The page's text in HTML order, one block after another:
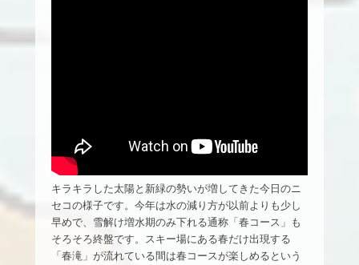
キラキラした太陽と新緑の勢いが増してきた今日のニ
セコの様子です。今年は水の減り方が以前よりも少し
早めで、雪解け増水期のみ下れる通称「春コース」も
そろそろ終盤です。スキー場にある春だけ出現する
「春滝」が流れている間は春コースが楽しめるという